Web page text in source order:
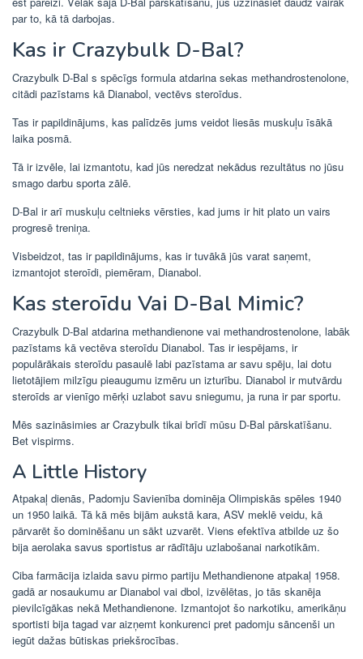
par to, kā tā darbojas.
Kas ir Crazybulk D-Bal?
Crazybulk D-Bal s spēcīgs formula atdarina sekas methandrostenolone,
citādi pazīstams kā Dianabol, vectēvs steroīdus.
Tas ir papildinājums, kas palīdzēs jums veidot liesās muskuļu īsākā
laika posmā.
Tā ir izvēle, lai izmantotu, kad jūs neredzat nekādus rezultātus no jūsu
smago darbu sporta zālē.
D-Bal ir arī muskuļu celtnieks vērsties, kad jums ir hit plato un vairs
progresē treniņa.
Visbeidzot, tas ir papildinājums, kas ir tuvākā jūs varat saņemt,
izmantojot steroīdi, piemēram, Dianabol.
Kas steroīdu Vai D-Bal Mimic?
Crazybulk D-Bal atdarina methandienone vai methandrostenolone, labāk
pazīstams kā vectēva steroīdu Dianabol. Tas ir iespējams, ir
populārākais steroīdu pasaulē labi pazīstama ar savu spēju, lai dotu
lietotājiem milzīgu pieaugumu izmēru un izturību. Dianabol ir mutvārdu
steroīds ar vienīgo mērķi uzlabot savu sniegumu, ja runa ir par sportu.
Mēs sazināsimies ar Crazybulk tikai brīdī mūsu D-Bal pārskatīšanu.
Bet vispirms.
A Little History
Atpakaļ dienās, Padomju Savienība dominēja Olimpiskās spēles 1940
un 1950 laikā. Tā kā mēs bijām aukstā kara, ASV meklē veidu, kā
pārvarēt šo dominēšanu un sākt uzvarēt. Viens efektīva atbilde uz šo
bija aerolaka savus sportistus ar rādītāju uzlabošanai narkotikām.
Ciba farmācija izlaida savu pirmo partiju Methandienone atpakaļ 1958.
gadā ar nosaukumu ar Dianabol vai dbol, izvēlētas, jo tās skanēja
pievilcīgākas nekā Methandienone. Izmantojot šo narkotiku, amerikāņu
sportisti bija tagad var aizņemt konkurenci pret padomju sāncenši un
iegūt dažas būtiskas priekšrocības.